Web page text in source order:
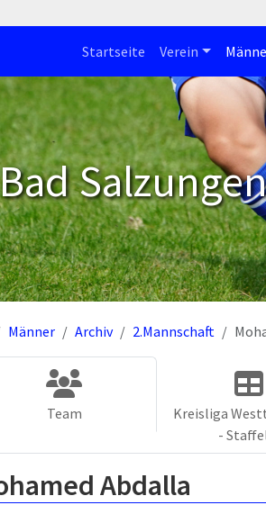
Startseite Verein
Männer Archiv 2.Mannschaft
Team
Kreisliga
-
Abdalla